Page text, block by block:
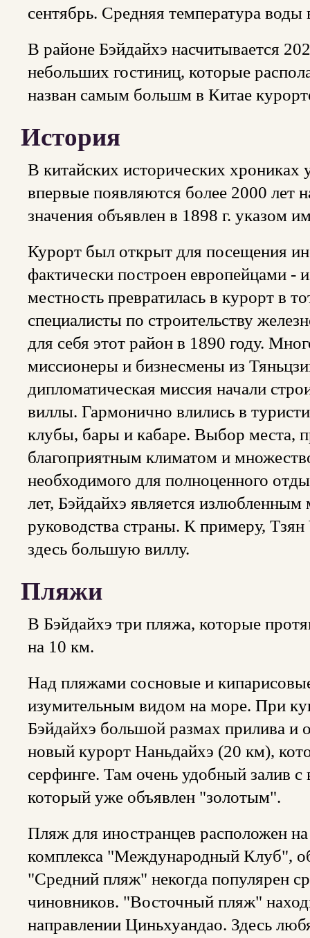
сентябрь. Средняя температура воды
В районе Бэйдайхэ насчитывается
небольших гостиниц, которые
назван самым большм в Китае
История
В китайских исторических хрониках
впервые появляются более 2000 лет
значения объявлен в 1898 г. указом
Курорт был открыт для посещения
фактически построен европейцами -
местность превратилась в курорт в
специалисты по строительству
для себя этот район в 1890 году.
миссионеры и бизнесмены из
дипломатическая миссия начали
виллы. Гармонично влились в
клубы, бары и кабаре. Выбор места,
благоприятным климатом и
необходимого для полноценного
лет, Бэйдайхэ является
руководства страны. К примеру,
здесь большую виллу.
Пляжи
В Бэйдайхэ три пляжа, которые
на 10 км.
Над пляжами сосновые и
изумительным видом на море. При
Бэйдайхэ большой размах прилива и
новый курорт Наньдайхэ (20 км),
серфинге. Там очень удобный залив
который уже объявлен "золотым".
Пляж для иностранцев расположен
комплекса "Международный Клуб",
"Средний пляж" некогда популярен
чиновников. "Восточный пляж"
направлении Циньхуандао. Здесь